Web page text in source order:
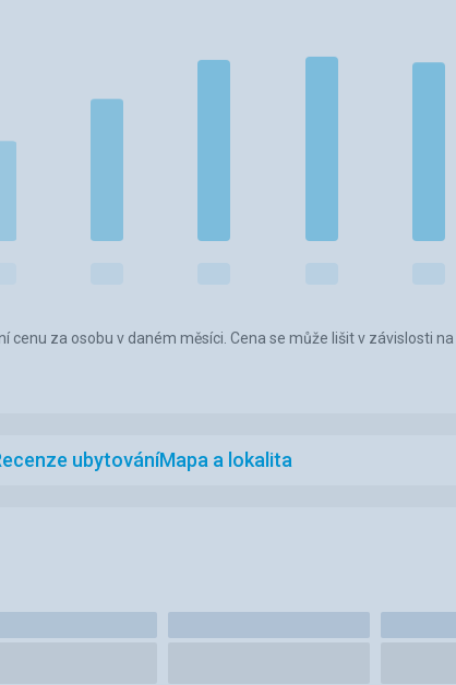
za osobu v daném měsíci. Cena se může lišit v závislosti na
ubytováníMapa a lokalita